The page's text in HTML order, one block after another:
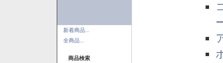
新着商品...
全商品...
商品検索